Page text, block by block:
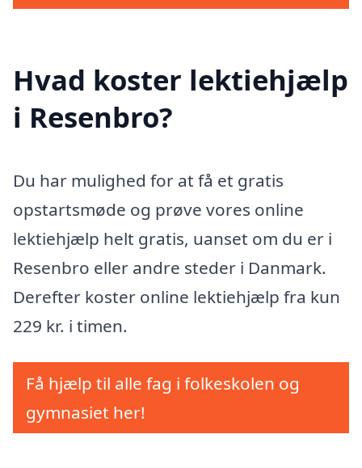
Hvad koster lektiehjælp
i Resenbro?
Du har mulighed for at få et gratis
opstartsmøde og prøve vores online
lektiehjælp helt gratis, uanset om du er i
Resenbro eller andre steder i Danmark.
Derefter koster online lektiehjælp fra kun
229 kr. i timen.
Få hjælp til alle fag i folkeskolen og
gymnasiet her!